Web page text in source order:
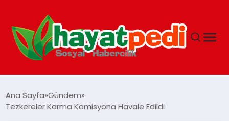
Ana Sayfa Gündem
Tezkereler Karma Komisyona Havale Edildi